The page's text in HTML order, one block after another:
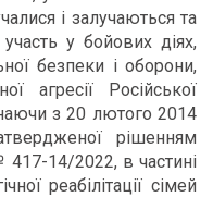
і залучаються та
у бойових діях,
безпеки і оборони,
агресії Російської
з 20 лютого 2014
рішенням
14/2022, в частині
реабілітації сімей